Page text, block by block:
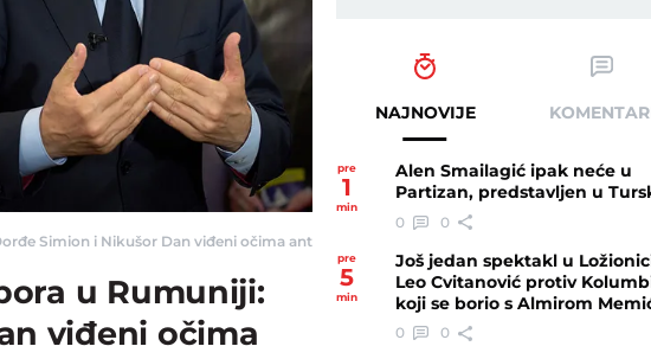
Simion i Nikušor Dan viđeni očima antropologa i psihijatra - Vesti - Telegraf.rs
u Rumuniji:
viđeni očima
NAJNOVIJE
pre
1
min
Alen Smailagić ipak neće u
Partizan, predstavljen u
0 0
pre
5
min
Još jedan spektakl u
Leo Cvitanović protiv
koji se borio s Almirom
0 0